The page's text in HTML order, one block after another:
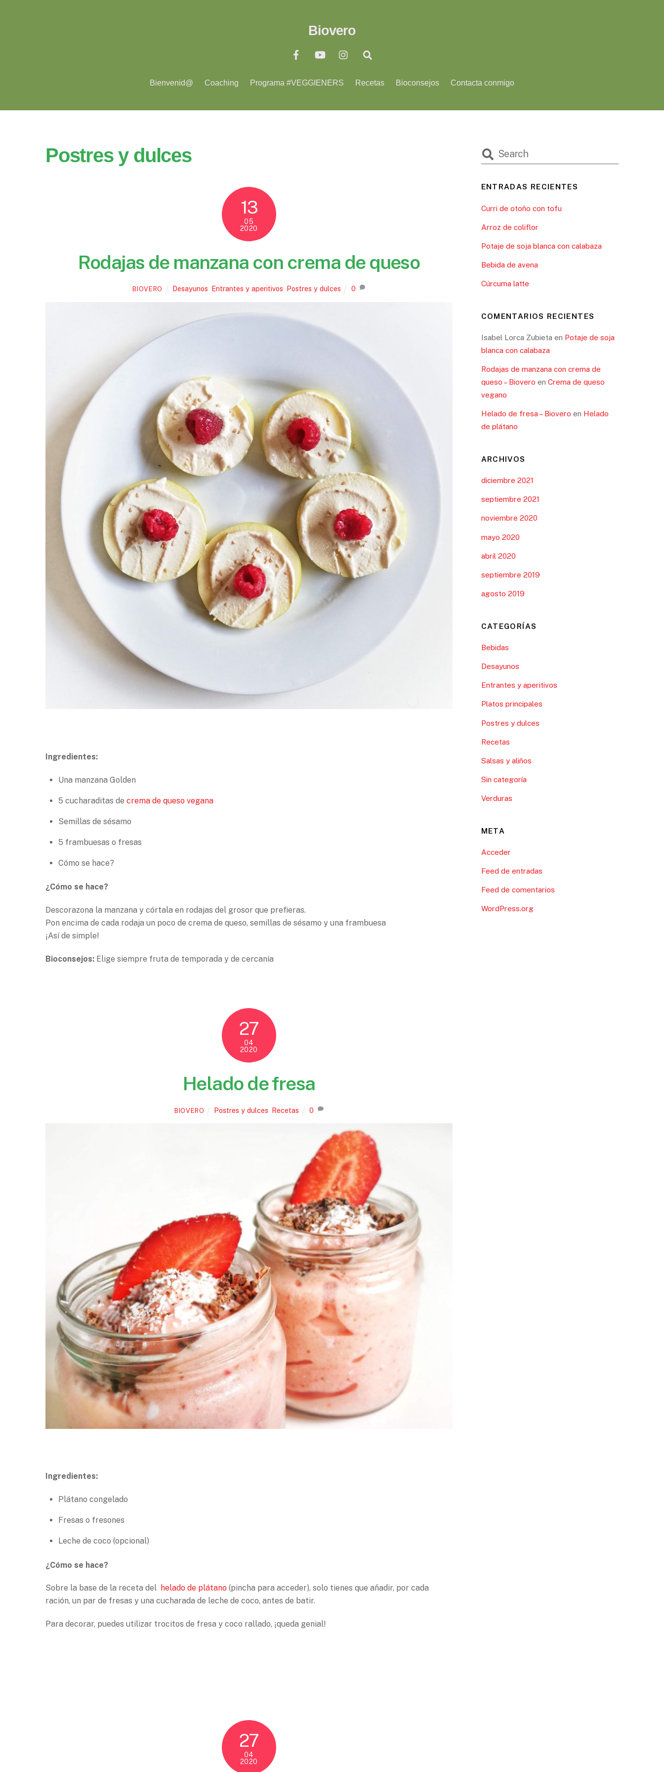
Biovero
Bienvenid@ Coaching Programa #VEGGIENERS Recetas Bioconsejos Contacta conmigo
Postres y dulces
13
05
2020
Rodajas de manzana con crema de queso
BIOVERO Desayunos Entrantes y aperitivos Postres y dulces 0
Ingredientes:
Una manzana Golden
5 cucharaditas de crema de queso vegana
Semillas de sésamo
5 frambuesas o fresas
Cómo se hace?
¿Cómo se hace?
Descorazona la manzana y córtala en rodajas del grosor que prefieras.
Pon encima de cada rodaja un poco de crema de queso, semillas de sésamo y una frambuesa
¡Así de simple!
Bioconsejos: Elige siempre fruta de temporada y de cercanía
27
04
2020
Helado de fresa
BIOVERO Postres y dulces Recetas 0
Ingredientes:
Plátano congelado
Fresas o fresones
Leche de coco (opcional)
¿Cómo se hace?
Sobre la base de la receta del helado de plátano (pincha para acceder), solo tienes que añadir, por cada
ración, un par de fresas y una cucharada de leche de coco, antes de batir.
Para decorar, puedes utilizar trocitos de fresa y coco rallado, ¡queda genial!
27
04
2020
ENTRADAS RECIENTES
Curri de otoño con tofu
Arroz de coliflor
Potaje de soja blanca con calabaza
Bebida de avena
Cúrcuma latte
COMENTARIOS RECIENTES
Isabel Lorca Zubieta en Potaje de soja
blanca con calabaza
Rodajas de manzana con crema de
queso – Biovero en Crema de queso
vegano
Helado de fresa – Biovero en Helado
de plátano
ARCHIVOS
diciembre 2021
septiembre 2021
noviembre 2020
mayo 2020
abril 2020
septiembre 2019
agosto 2019
CATEGORÍAS
Bebidas
Desayunos
Entrantes y aperitivos
Platos principales
Postres y dulces
Recetas
Salsas y aliños
Sin categoría
Verduras
META
Acceder
Feed de entradas
Feed de comentarios
WordPress.org